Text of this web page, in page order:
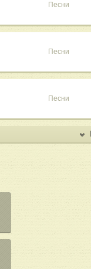
Песни
Песни
Песни